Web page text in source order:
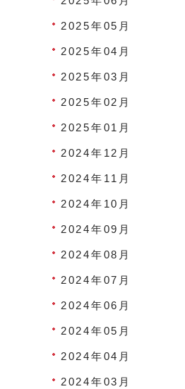
2025年05月
2025年04月
2025年03月
2025年02月
2025年01月
2024年12月
2024年11月
2024年10月
2024年09月
2024年08月
2024年07月
2024年06月
2024年05月
2024年04月
2024年03月